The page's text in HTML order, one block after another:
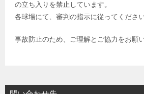
の立ち入りを禁止しています。
各球場にて、審判の指示に従ってください
事故防止のため、ご理解とご協力をお願